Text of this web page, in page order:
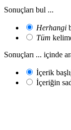
Sonuçları bul ...
Herhangi
Tüm
Sonuçları ... içinde
İçerik
İçeriğin